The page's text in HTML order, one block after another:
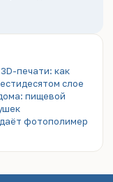
печати: как
слое
пищевой
фотополимер